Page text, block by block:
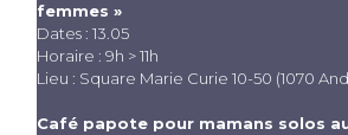
femmes »
Dates : 13.05
Horaire : 9h > 11h
Lieu : Square Marie Curie 10-50 (1070
Café papote pour mamans solos